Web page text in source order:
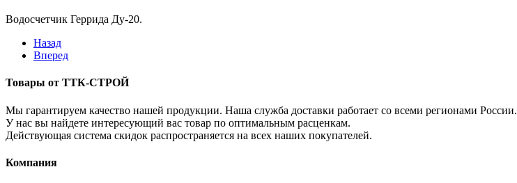
Водосчетчик Геррида Ду-20.
Назад
Вперед
Товары от ТТК-СТРОЙ
Мы гарантируем качество нашей продукции. Наша служба доставки работает со всеми регионами России.
У нас вы найдете интересующий вас товар по оптимальным расценкам.
Действующая система скидок распространяется на всех наших покупателей.
Компания